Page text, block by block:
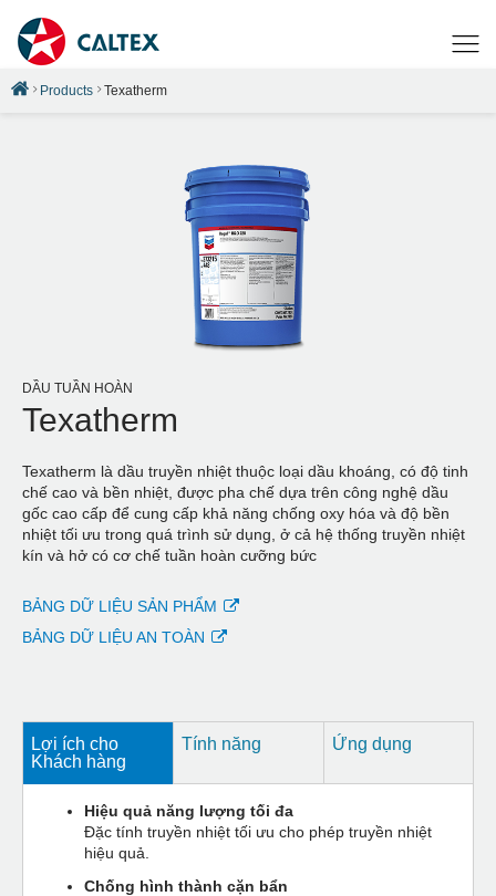
Products Texatherm
DẦU TUẦN HOÀN
Texatherm
Texatherm là dầu truyền nhiệt thuộc loại dầu khoáng, có độ tinh
chế cao và bền nhiệt, được pha chế dựa trên công nghệ dầu
gốc cao cấp để cung cấp khả năng chống oxy hóa và độ bền
nhiệt tối ưu trong quá trình sử dụng, ở cả hệ thống truyền nhiệt
kín và hở có cơ chế tuần hoàn cưỡng bức
BẢNG DỮ LIỆU SẢN PHẨM
BẢNG DỮ LIỆU AN TOÀN
Lợi ích cho
Khách hàng
Tính năng Ứng dụng
Hiệu quả năng lượng tối đa
Đặc tính truyền nhiệt tối ưu cho phép truyền nhiệt
hiệu quả.
Chống hình thành cặn bẩn